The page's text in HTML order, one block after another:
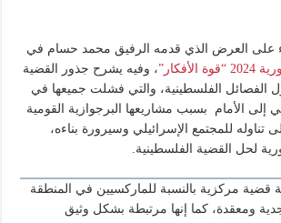
على العرض الذي قدمه الرفيق محمد حسام في
، وفيه يشرح جذور القضية
الفصائل الفلسطينية، والتي فشلت جميعها في
إلى الأمام بسبب مشاريعها البرجوازية القومية
تناوله للمجتمع الإسرائيلي وسيرورة بناءه،
لحل القضية الفلسطينية.
قضية مركزية بالنسبة للماركسيين في المنطقة
ومعقدة، كما إنها مرتبطة بشكل وثيق